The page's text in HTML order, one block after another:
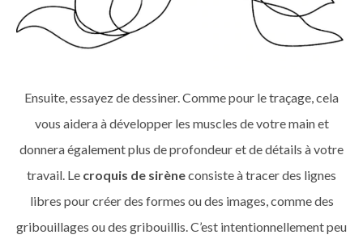
Ensuite, essayez de dessiner. Comme pour le traçage, cela
vous aidera à développer les muscles de votre main et
donnera également plus de profondeur et de détails à votre
travail. Le croquis de sirèneconsiste à tracer des lignes
libres pour créer des formes ou des images, comme des
gribouillages ou des gribouillis. C’est intentionnellement peu